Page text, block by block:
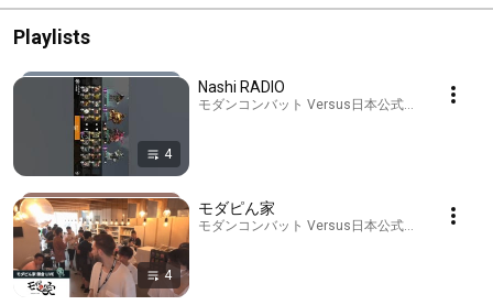
Playlists
4
Nashi RADIO
モダンコンバット Versus日本公式チャンネル ·
4
モダピん家
モダンコンバット Versus日本公式チャンネル ·